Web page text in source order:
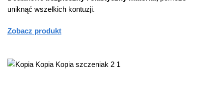
uniknąć wszelkich kontuzji.
Zobacz produkt